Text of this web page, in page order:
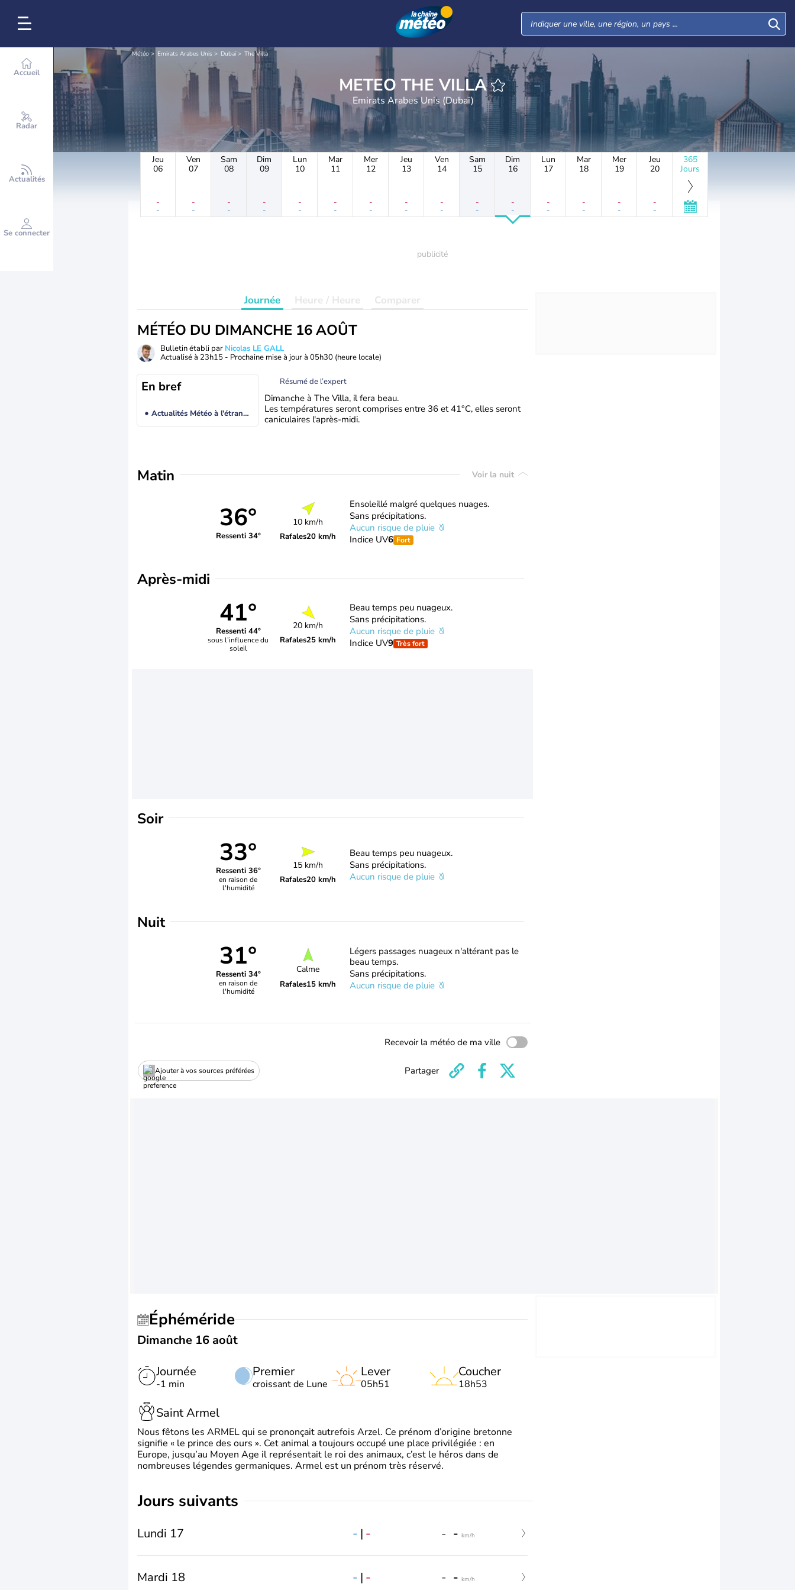
Accueil
Radar
Actualités
Se connecter
Météo Emirats Arabes Unis Dubaï The Villa
METEO THE VILLA
Emirats Arabes Unis (Dubaï)
Jeu
06
-
-
Ven
07
-
-
Sam
08
-
-
Dim
09
-
-
Lun
10
-
-
Mar
11
-
-
Mer
12
-
-
Jeu
13
-
-
Ven
14
-
-
Sam
15
-
-
Dim
16
-
-
Lun
17
-
-
Mar
18
-
-
Mer
19
-
-
Jeu
20
-
-
365
Jours
Journée Heure / Heure Comparer
MÉTÉO DU DIMANCHE 16 AOÛT
Bulletin établi par Nicolas LE GALL
Actualisé à 23h15 - Prochaine mise à jour à 05h30 (heure locale)
En bref
Actualités Météo à l'étranger
Résumé de l’expert
Dimanche à The Villa, il fera beau.
Les températures seront comprises entre 36 et 41°C, elles seront
caniculaires l'après-midi.
Matin Voir la nuit
36°
Ressenti 34°
10 km/h
Rafales20 km/h
Ensoleillé malgré quelques nuages.
Sans précipitations.
Aucun risque de pluie
Indice UV6 Fort
Après-midi
41°
Ressenti 44°
sous l’influence du
soleil
20 km/h
Rafales25 km/h
Beau temps peu nuageux.
Sans précipitations.
Aucun risque de pluie
Indice UV9 Très fort
Soir
33°
Ressenti 36°
en raison de
l'humidité
15 km/h
Rafales20 km/h
Beau temps peu nuageux.
Sans précipitations.
Aucun risque de pluie
Nuit
31°
Ressenti 34°
en raison de
l'humidité
Calme
Rafales15 km/h
Légers passages nuageux n'altérant pas le
beau temps.
Sans précipitations.
Aucun risque de pluie
Recevoir la météo de ma ville
Ajouter à vos sources préférées Partager
Éphéméride
Dimanche 16 août
Journée
-1 min
Premier
croissant de Lune
Lever
05h51
Coucher
18h53
Saint Armel
Nous fêtons les ARMEL qui se prononçait autrefois Arzel. Ce prénom d’origine bretonne
signifie « le prince des ours ». Cet animal a toujours occupé une place privilégiée : en
Europe, jusqu’au Moyen Age il représentait le roi des animaux, c’est le héros dans de
nombreuses légendes germaniques. Armel est un prénom très réservé.
jours suivants
Lundi 17 - | - - - km/h
Mardi 18 - | - - - km/h